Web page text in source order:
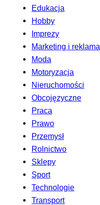
Edukacja
Hobby
Imprezy
Marketing i reklama
Moda
Motoryzacja
Nieruchomości
Obcojęzyczne
Praca
Prawo
Przemysł
Rolnictwo
Sklepy
Sport
Technologie
Transport